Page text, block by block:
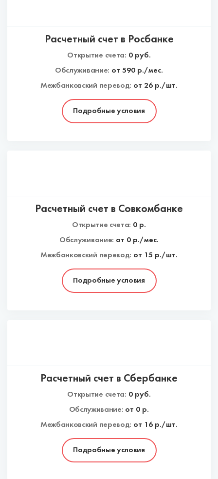
Подробные условия
Расчетный счет в Росбанке
Открытие счета: 0руб.
Обслуживание: от 590р./мес.
Межбанковский перевод: от 26 р./шт.
Подробные условия
Расчетный счет в Совкомбанке
Открытие счета: 0 р.
Обслуживание: от 0р./мес.
Межбанковский перевод: от 15 р./шт.
Подробные условия
Расчетный счет в Сбербанке
Открытие счета: 0руб.
Обслуживание: от 0 р.
Межбанковский перевод: от 16 р./шт.